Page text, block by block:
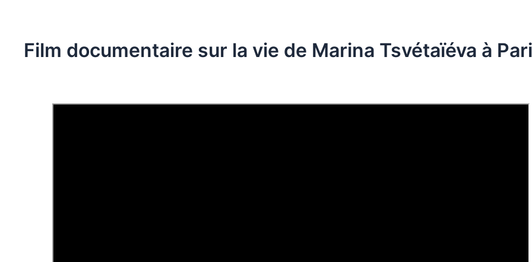
Film documentaire sur la vie de Marina Tsvétaïéva à